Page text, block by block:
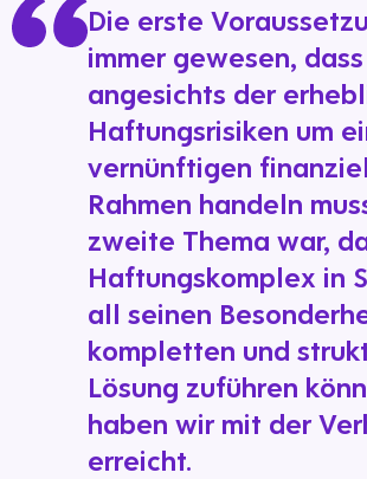
Die erste
immer gewesen,
angesichts der
Haftungsrisiken um
vernünftigen
Rahmen handeln
zweite Thema war,
Haftungskomplex in
all seinen
kompletten und
Lösung zuführen
haben wir mit der
erreicht.